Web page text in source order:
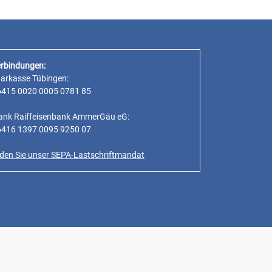
Tübingen:
0020 0005 0781 85
Raiffeisenbank AmmerGäu eG:
1397 0095 9250 07
Sie unser SEPA-Lastschriftmandat